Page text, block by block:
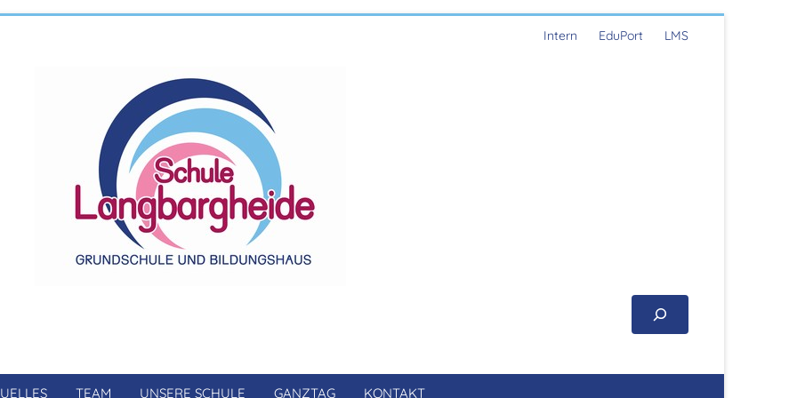
Intern EduPort LMS
TEAM UNSERE SCHULE GANZTAG KONTAKT